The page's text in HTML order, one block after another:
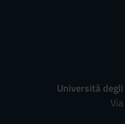
Università